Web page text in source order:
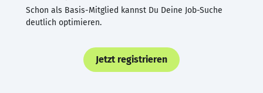
Schon als Basis-Mitglied kannst Du Deine Job-Suche
deutlich optimieren.
Jetzt registrieren